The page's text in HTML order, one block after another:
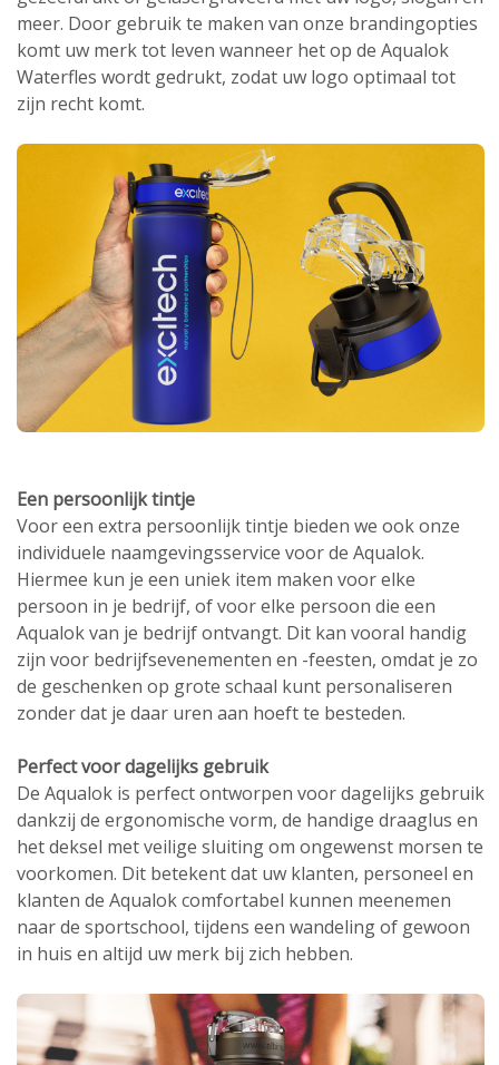
meer. Door gebruik te maken van onze brandingopties
komt uw merk tot leven wanneer het op de Aqualok
Waterfles wordt gedrukt, zodat uw logo optimaal tot
zijn recht komt.
Een persoonlijk tintje
Voor een extra persoonlijk tintje bieden we ook onze
individuele naamgevingsservice voor de Aqualok.
Hiermee kun je een uniek item maken voor elke
persoon in je bedrijf, of voor elke persoon die een
Aqualok van je bedrijf ontvangt. Dit kan vooral handig
zijn voor bedrijfsevenementen en -feesten, omdat je zo
de geschenken op grote schaal kunt personaliseren
zonder dat je daar uren aan hoeft te besteden.
Perfect voor dagelijks gebruik
De Aqualok is perfect ontworpen voor dagelijks gebruik
dankzij de ergonomische vorm, de handige draaglus en
het deksel met veilige sluiting om ongewenst morsen te
voorkomen. Dit betekent dat uw klanten, personeel en
klanten de Aqualok comfortabel kunnen meenemen
naar de sportschool, tijdens een wandeling of gewoon
in huis en altijd uw merk bij zich hebben.